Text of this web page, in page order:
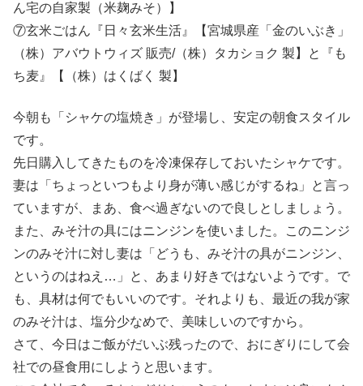
ん宅の自家製（米麹みそ）】
⑦玄米ごはん『日々玄米生活』【宮城県産「金のいぶき」
（株）アバウトウィズ 販売/（株）タカショク 製】と『も
ち麦』【（株）はくばく 製】
今朝も「シャケの塩焼き」が登場し、安定の朝食スタイル
です。
先日購入してきたものを冷凍保存しておいたシャケです。
妻は「ちょっといつもより身が薄い感じがするね」と言っ
ていますが、まあ、食べ過ぎないので良しとしましょう。
また、みそ汁の具にはニンジンを使いました。このニンジ
ンのみそ汁に対し妻は「どうも、みそ汁の具がニンジン、
というのはねえ…」と、あまり好きではないようです。で
も、具材は何でもいいのです。それよりも、最近の我が家
のみそ汁は、塩分少なめで、美味しいのですから。
さて、今日はご飯がだいぶ残ったので、おにぎりにして会
社での昼食用にしようと思います。